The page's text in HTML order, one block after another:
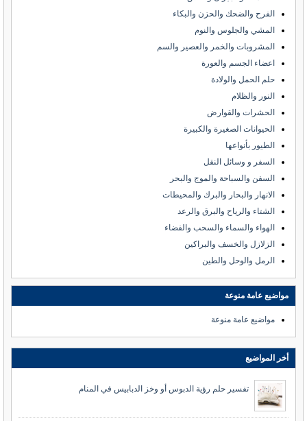
الفرح والضحك والحزن والبكاء
المشي والجلوس والنوم
المشروبات والخمر والعصير والسم
اعضاء الجسم والعورة
حلم الحمل والولادة
النور والظلام
الحشرات والقوارض
الحيوانات الصغيرة والكبيرة
الطيور بأنواعها
السفر و وسائل النقل
السفن والسباحة والموج والبحر
الانهار والبحار والبرك والمحيطات
الشتاء والرياح والبرق والرعد
الهواء والسماء والسحب والفضاء
الزلازل والخسف والبراكين
الرمل والوحل والطين
مواضيع عامة منوعة
مواضيع عامة منوعة
أخر المواضيع
تفسير حلم رؤية الدبوس أو وخز الدبابيس في المنام